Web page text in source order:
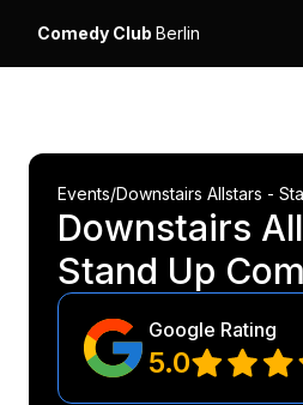
Comedy Club Berlin
Events/Downstairs Allstars -
Downstairs
Stand Up
Google Rating
5.0